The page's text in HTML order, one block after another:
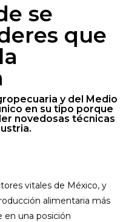
se
que
y del Medio
en su tipo porque
novedosas técnicas
vitales de México, y
alimentaria más
en una posición